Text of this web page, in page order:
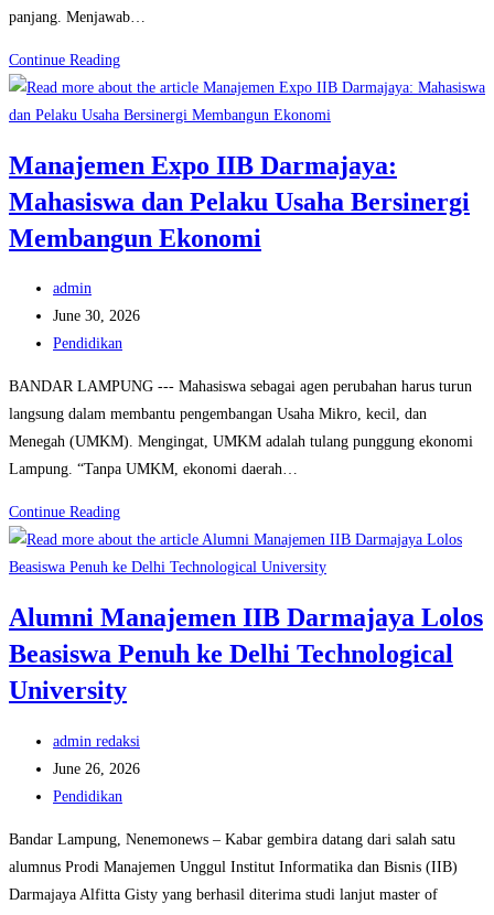
panjang. Menjawab…
Continue ReadingDosen
Kampus
Unggul
Darmajaya
Kupas
Digitalisasi
Berkelanjutan
AI
dan
Social
Commerce
Manajemen Expo IIB Darmajaya:
Mahasiswa dan Pelaku Usaha Bersinergi
Membangun Ekonomi
Post
author:
admin
Post
published:
June 30, 2026
Post
Pendidikan
BANDAR LAMPUNG --- Mahasiswa sebagai agen perubahan harus turun
langsung dalam membantu pengembangan Usaha Mikro, kecil, dan
Menegah (UMKM). Mengingat, UMKM adalah tulang punggung ekonomi
Lampung. “Tanpa UMKM, ekonomi daerah…
Continue ReadingManajemen
Expo
IIB
Mahasiswa
dan
Usaha
Bersinergi
Membangun
Alumni Manajemen IIB Darmajaya Lolos
Beasiswa Penuh ke Delhi Technological
University
Post
author:
admin redaksi
Post
published:
June 26, 2026
Post
Pendidikan
Bandar Lampung, Nenemonews – Kabar gembira datang dari salah satu
alumnus Prodi Manajemen Unggul Institut Informatika dan Bisnis (IIB)
Darmajaya Alfitta Gisty yang berhasil diterima studi lanjut master of